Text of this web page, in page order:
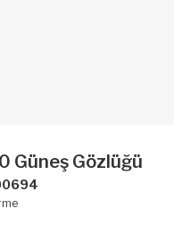
Güneş Gözlüğü